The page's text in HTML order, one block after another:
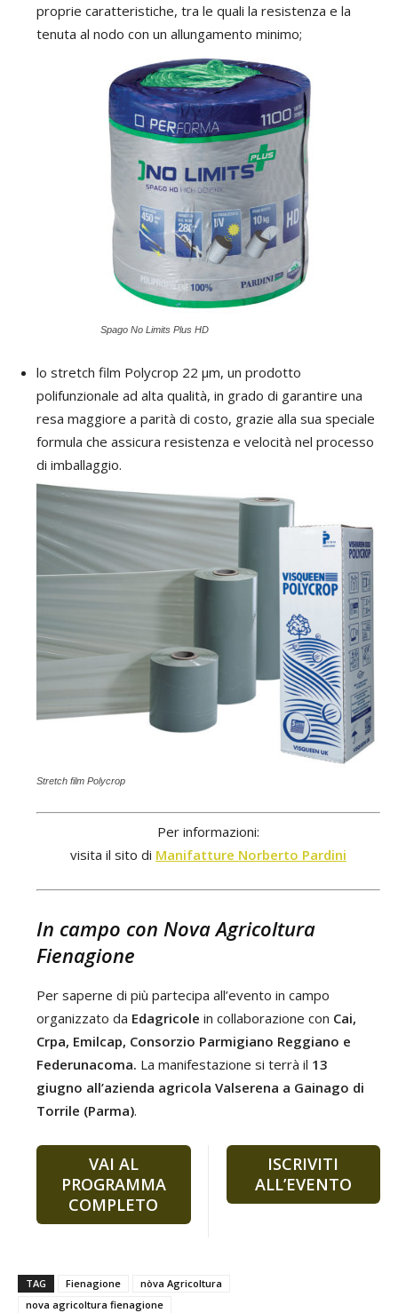
proprie caratteristiche, tra le quali la resistenza e la
tenuta al nodo con un allungamento minimo;
Spago No Limits Plus HD
lo stretch film Polycrop 22 µm, un prodotto
polifunzionale ad alta qualità, in grado di garantire una
resa maggiore a parità di costo, grazie alla sua speciale
formula che assicura resistenza e velocità nel processo
di imballaggio.
Stretch film Polycrop
Per informazioni:
visita il sito di Manifatture Norberto Pardini
In campo con Nova Agricoltura
Fienagione
Per saperne di più partecipa all’evento in campo
organizzato da Edagricole in collaborazione con Cai,
Crpa, Emilcap, Consorzio Parmigiano Reggiano e
Federunacoma. La manifestazione si terrà il 13
giugno all’azienda agricola Valserena a Gainago di
Torrile (Parma).
VAI AL
PROGRAMMA
COMPLETO
ISCRIVITI
ALL’EVENTO
TAG Fienagione
nòva Agricoltura
nova agricoltura fienagione